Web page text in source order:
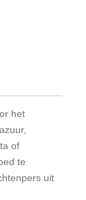
het
of
te
uit